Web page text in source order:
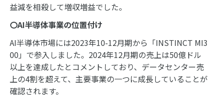
益減を相殺して増収増益でした。
〇AI半導体事業の位置付け
AI半導体市場には2023年10-12月期から「INSTINCT MI3
00」で参入しました。2024年12月期の売上は50億ドル
以上を達成したとコメントしており、データセンター売
上の4割を超えて、主要事業の一つに成長していることが
確認されます。